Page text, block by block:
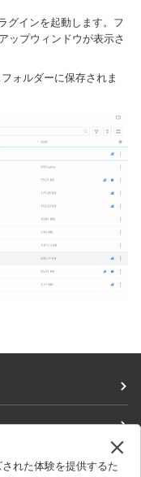
グインを起動します。フ
ップウィンドウが表示さ
ォルダーに保存されま
れた体験を提供するた